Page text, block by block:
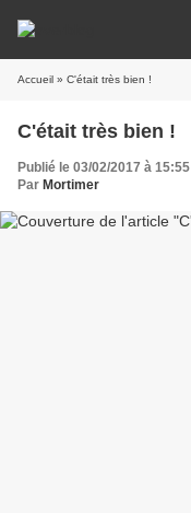
Accueil » C'était très bien !
C'était très bien !
Publié le 03/02/2017 à 15:55
Par Mortimer